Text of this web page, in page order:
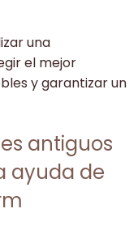
una
el mejor
y garantizar un
antiguos
ayuda de